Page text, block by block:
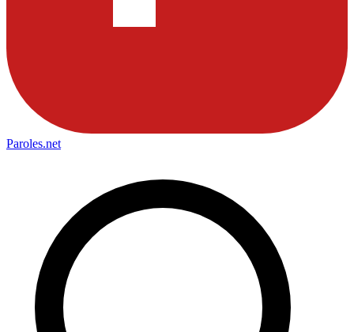
Paroles.net